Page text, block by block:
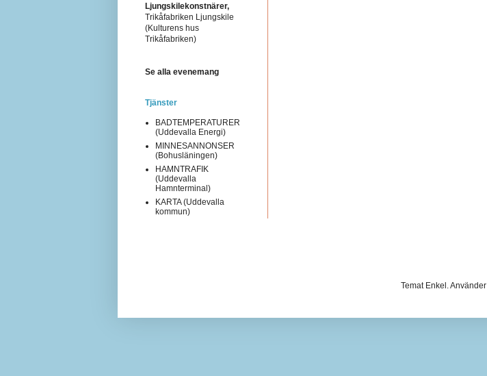
Ljungskilekonstnärer,
Trikåfabriken Ljungskile
(Kulturens hus
Trikåfabriken)
Se alla evenemang
Tjänster
BADTEMPERATURER
(Uddevalla Energi)
MINNESANNONSER
(Bohusläningen)
HAMNTRAFIK
(Uddevalla
Hamnterminal)
KARTA (Uddevalla
kommun)
Temat Enkel. Använder